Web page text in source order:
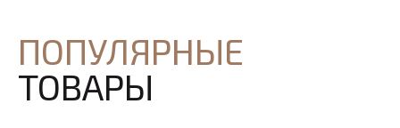
ПОПУЛЯРНЫЕ
ТОВАРЫ